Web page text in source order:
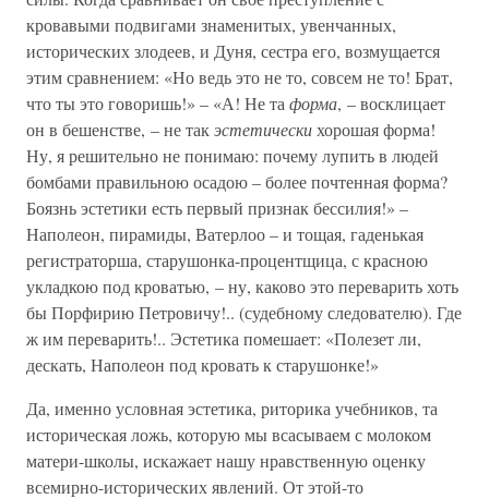
кровавыми подвигами знаменитых, увенчанных,
исторических злодеев, и Дуня, сестра его, возмущается
этим сравнением: «Но ведь это не то, совсем не то! Брат,
что ты это говоришь!» – «А! Не та форма, – восклицает
он в бешенстве, – не такэстетическихорошая форма!
Ну, я решительно не понимаю: почему лупить в людей
бомбами правильною осадою – более почтенная форма?
Боязнь эстетики есть первый признак бессилия!» –
Наполеон, пирамиды, Ватерлоо – и тощая, гаденькая
регистраторша, старушонка-процентщица, с красною
укладкою под кроватью, – ну, каково это переварить хоть
бы Порфирию Петровичу!.. (судебному следователю). Где
ж им переварить!.. Эстетика помешает: «Полезет ли,
дескать, Наполеон под кровать к старушонке!»
Да, именно условная эстетика, риторика учебников, та
историческая ложь, которую мы всасываем с молоком
матери-школы, искажает нашу нравственную оценку
всемирно-исторических явлений. От этой-то